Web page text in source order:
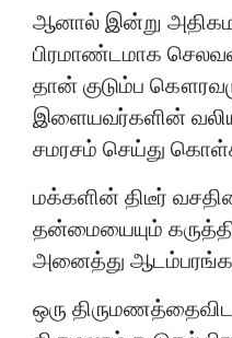
ஆனால் இன்று
பிரமாண்டமாக
தான் குடும்ப
இளையவர்களின்
சமரசம் செய்து
மக்களின் திடீர்
தன்மையையும்
அனைத்து
ஒரு